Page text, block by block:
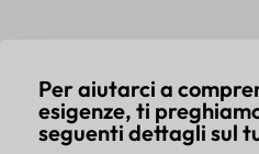
Per aiutarci a
esigenze, ti
seguenti dettagli sul